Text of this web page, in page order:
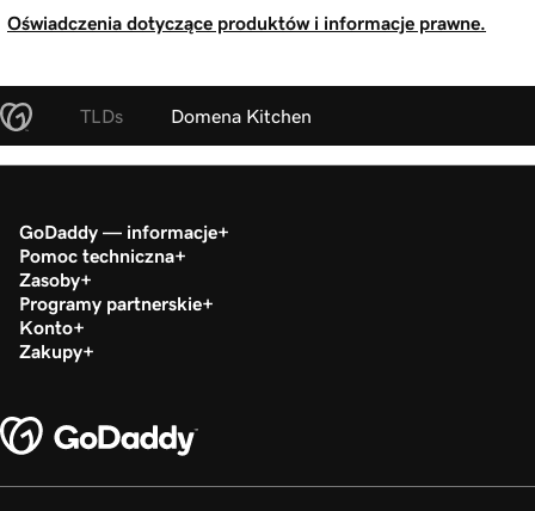
Oświadczenia dotyczące produktów i informacje prawne.
TLDs Domena Kitchen
GoDaddy — informacje
Pomoc techniczna
Zasoby
Programy partnerskie
Konto
Zakupy